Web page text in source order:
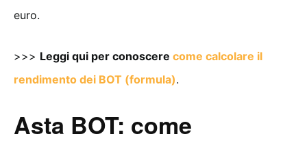
euro.
>>> Leggi qui per conoscere come calcolare il
rendimento dei BOT (formula).
Asta BOT: come